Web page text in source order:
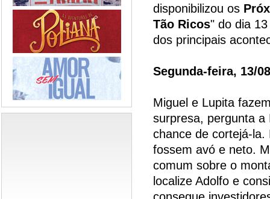
disponibilizou os
Tão Ricos" do dia
dos principais
Segunda-feira, 13/
Miguel e Lupita
surpresa, pergunta a
chance de cortejá-
fossem avó e neto.
comum sobre o
localize Adolfo e
consegue